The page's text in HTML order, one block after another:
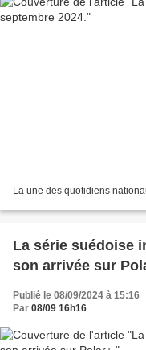
La une des quotidiens
La série suédoise
son arrivée sur
Publié le 08/09/2024 à 15:16
Par 08/09 16h16